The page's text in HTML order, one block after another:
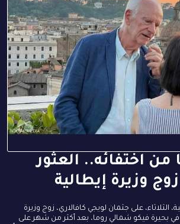
يوما من اختفائه.. العثور
وزيرة إيطالية
الثلاثاء، على جثمان لويجي كافالاري، زوج وزيرة
في بحيرة فيكو شمالي روما، بعد أكثر من شهر على